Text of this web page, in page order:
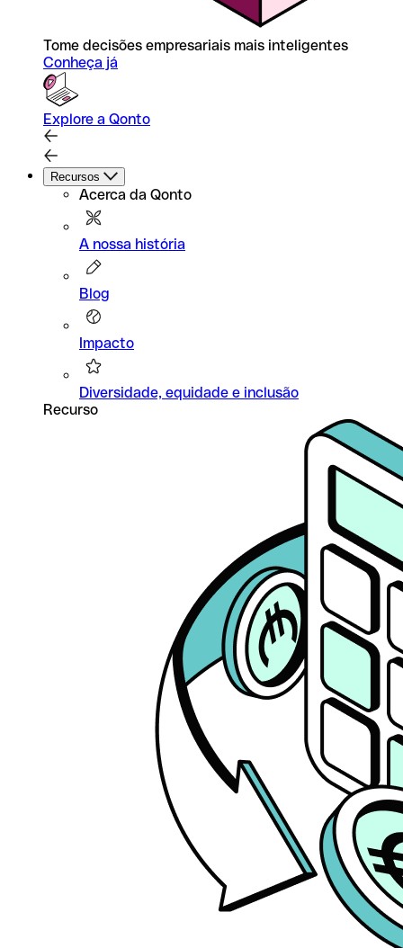
Tome decisões empresariais mais inteligentes
Conheça já
Explore a Qonto
Recursos
Acerca da Qonto
A nossa história
Blog
Impacto
Diversidade, equidade e inclusão
Recurso